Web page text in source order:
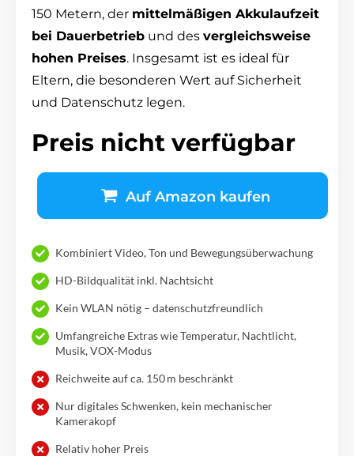
150 Metern, der mittelmäßigen Akkulaufzeit
bei Dauerbetrieb und des vergleichsweise
hohen Preises. Insgesamt ist es ideal für
Eltern, die besonderen Wert auf Sicherheit
und Datenschutz legen.
Preis nicht verfügbar
Auf Amazon kaufen
Kombiniert Video, Ton und Bewegungsüberwachung
HD-Bildqualität inkl. Nachtsicht
Kein WLAN nötig – datenschutzfreundlich
Umfangreiche Extras wie Temperatur, Nachtlicht,
Musik, VOX-Modus
Reichweite auf ca. 150 m beschränkt
Nur digitales Schwenken, kein mechanischer
Kamerakopf
Relativ hoher Preis